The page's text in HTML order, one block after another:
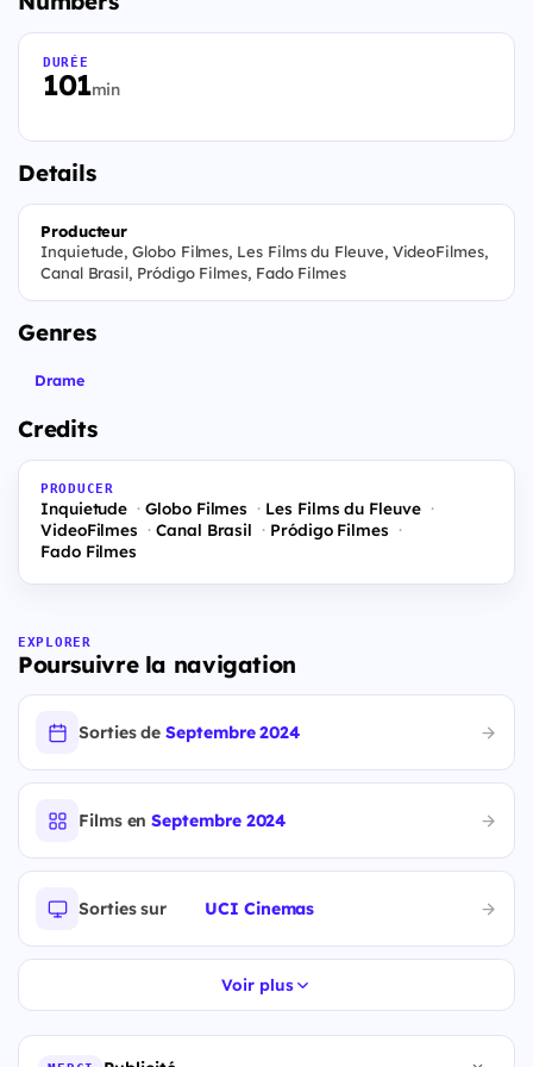
101min
DURÉE
Details
Producteur
Inquietude, Globo Filmes, Les Films du Fleuve, VideoFilmes,
Canal Brasil, Pródigo Filmes, Fado Filmes
Genres
Drame
Credits
PRODUCER
Inquietude Globo Filmes
Les Films du Fleuve
VideoFilmes
Canal Brasil
Pródigo Filmes
Fado Filmes
EXPLORER
Poursuivre la navigation
Sorties deSeptembre 2024
Films enSeptembre 2024
Sorties sur UCI Cinemas
Voir plus